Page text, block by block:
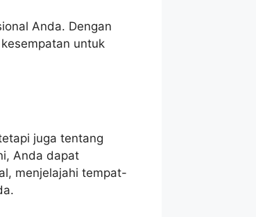
Anda. Dengan
untuk
juga tentang
Anda dapat
menjelajahi tempat-